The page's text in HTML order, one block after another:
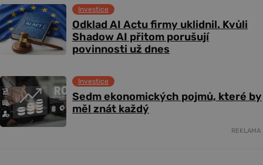
Odklad AI Actu firmy uklidnil. Kvůli
Shadow AI přitom porušují
povinnosti už dnes
Investice
Sedm ekonomických pojmů, které by
měl znát každý
Investice
REKLAMA